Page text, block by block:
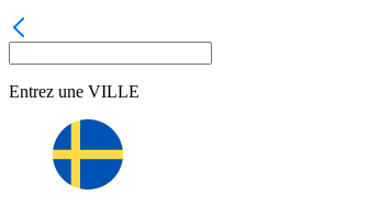
Entrez une VILLE